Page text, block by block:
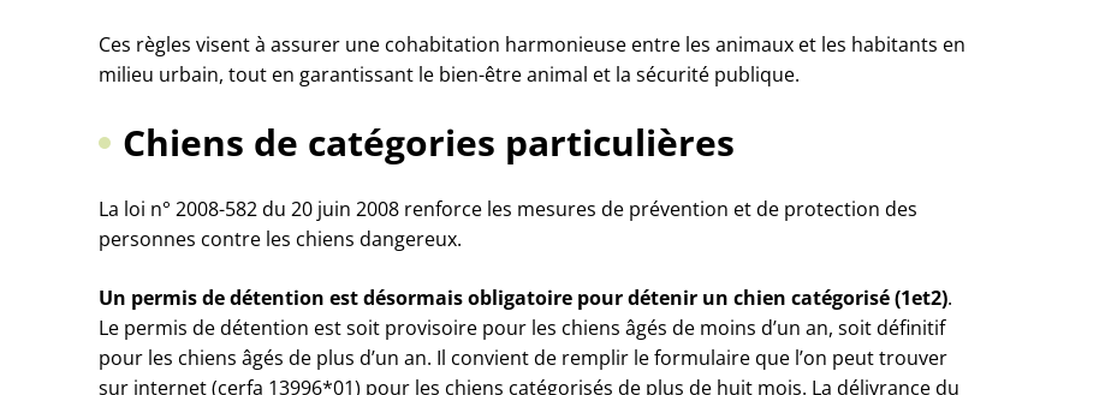
Ces règles visent à assurer une cohabitation harmonieuse entre les animaux et les habitants en
milieu urbain, tout en garantissant le bien-être animal et la sécurité publique.
Chiens de catégories particulières
La loi n° 2008-582 du 20 juin 2008 renforce les mesures de prévention et de protection des
personnes contre les chiens dangereux.
Un permis de détention est désormais obligatoire pour détenir un chien catégorisé (1et2).
Le permis de détention est soit provisoire pour les chiens âgés de moins d’un an, soit définitif
pour les chiens âgés de plus d’un an. Il convient de remplir le formulaire que l’on peut trouver
sur internet (cerfa 13996*01) pour les chiens catégorisés de plus de huit mois. La délivrance du